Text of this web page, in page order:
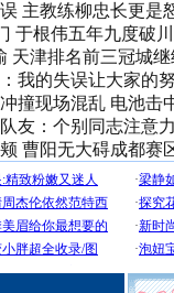
主教练柳忠长更是
于根伟五年九度破
天津排名前三冠城
我的失误让大家的
撞现场混乱 电池击
友：个别同志注意
曹阳无大碍成都赛